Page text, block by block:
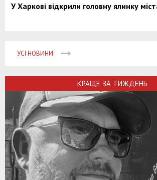
У Харкові відкрили головну ялинку
УСІ НОВИНИ
КРАЩЕ ЗА ТИЖДЕНЬ